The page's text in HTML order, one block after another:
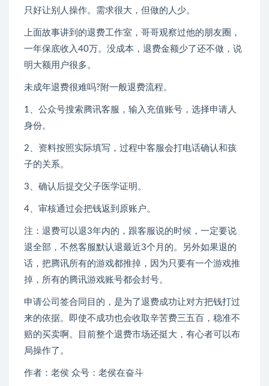
只好让别人操作。需求很大，但做的人少。
上面故事讲到的退费工作室，哥哥观察过他的朋友圈，
一年保底收入40万。没成本，退费金额少了还不做，说
明大额用户很多。
未成年退费很难吗?附一般退费流程。
1、公众号搜索腾讯客服，输入充值账号，选择申请人
身份。
2、资料按照实际填写，过程中客服会打电话确认和孩
子的关系。
3、确认后提交父子医学证明。
4、审核通过会把钱返到原账户。
注：退费可以退3年内的，跟客服说的时候，一定要说
退全部，不然客服默认退最近3个月的。另外如果退的
话，把腾讯所有的游戏都推掉，因为只要有一个游戏推
掉，所有的腾讯游戏账号都会封号。
申请公司签合同目的，是为了退费成功让对方把钱打过
来的依据。即使不成功也会收取辛苦费三五百，稳准不
赔的买卖啊。目前整个退费市场还挺大，有心者可以布
局操作了。
作者：老侯 众号：老侯在奋斗